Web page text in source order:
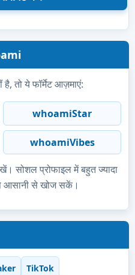
तो ये फॉर्मेट आज़माएं:
whoamiStar
whoamiVibes
सोशल प्रोफाइल में बहुत ज्यादा
आसानी से खोज सकें।
TikTok